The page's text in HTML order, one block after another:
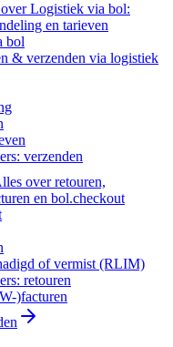
Logistiek via bol:
en tarieven
bol
& verzenden via logistiek
verzenden
over retouren,
en bol.checkout
of vermist (RLIM)
retouren
)facturen